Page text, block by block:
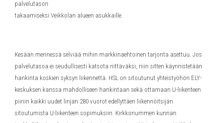
palvelutason
takaamiseksi Veikkolan alueen asukkaille.
Kesään mennessä selviää mihin markkinaehtoinen tarjonta asettuu. Jos
palvelutasoa ei seudullisesti katsota riittäväksi, niin sitten käynnistetään
hankinta koskien syksyn liikennettä. HSL on sitoutunut yhteistyöhön ELY-
keskuksen kanssa mahdolliseen hankintaan sekä ottamaan U-liikenteen
piiriin kaikki uudet linjan 280 vuorot edellyttäen liikennöitsijän
sitoutumista U-liikenteen sopimuksiin. Kirkkonummen kunnan